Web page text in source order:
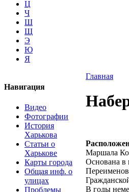
Ц
Ч
Ш
Щ
Э
Ю
Я
Навигация
Видео
Фотографии
История
Харькова
Статьи о
Харькове
Карты города
Общая инф. о
улицах
Проблемы
Главная
Маршала
Основана в
В годы